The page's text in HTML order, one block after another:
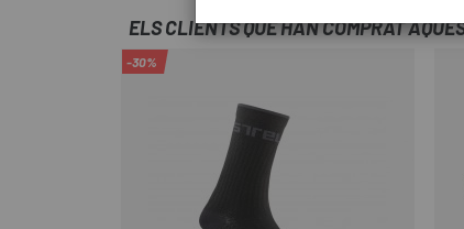
ELS CLIENTS QUE HAN COMPRAT
-30%